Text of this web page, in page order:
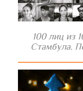
100 лиц из
Стамбула.